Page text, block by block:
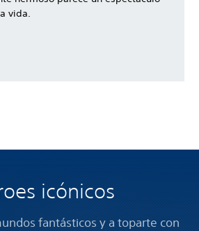
vida.
icónicos
fantásticos y a toparte con